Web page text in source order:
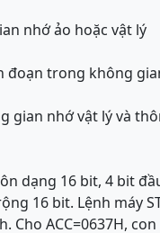
nhớ ảo hoặc vật lý
đoạn trong không
gian nhớ vật lý và
dạng 16 bit, 4 bit
16 bit. Lệnh máy
ACC=0637H,